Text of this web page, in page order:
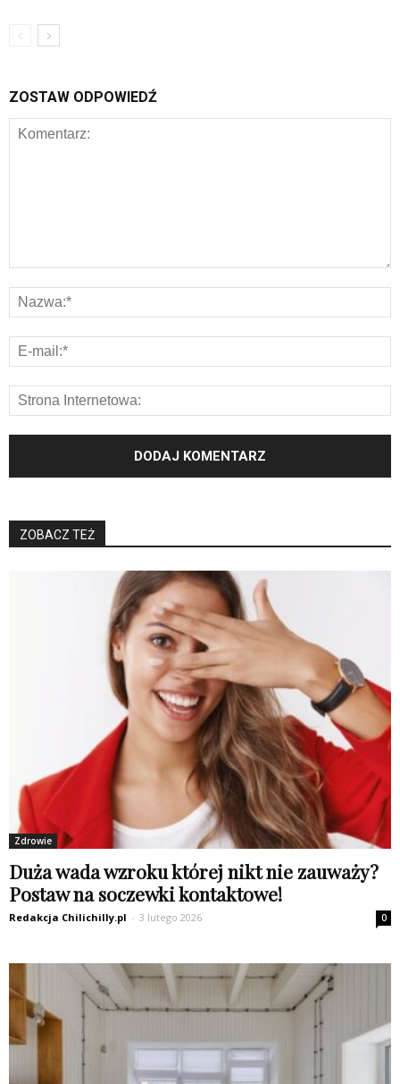
ZOSTAW ODPOWIEDŹ
ZOBACZ TEŻ
Zdrowie
Duża wada wzroku której nikt nie zauważy?
Postaw na soczewki kontaktowe!
Redakcja Chilichilly.pl - 3 lutego 2026 0